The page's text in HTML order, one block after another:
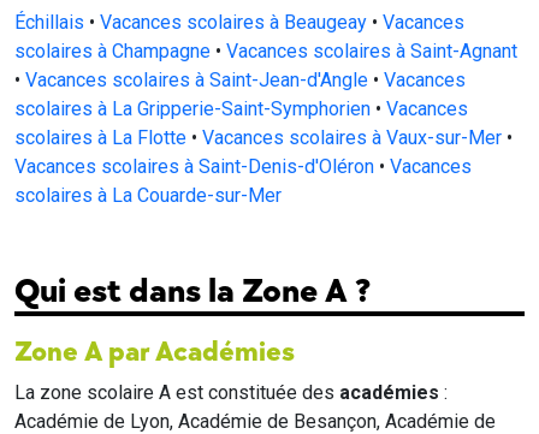
Échillais • Vacances scolaires à Beaugeay • Vacances
scolaires à Champagne • Vacances scolaires à Saint-Agnant
• Vacances scolaires à Saint-Jean-d'Angle • Vacances
scolaires à La Gripperie-Saint-Symphorien • Vacances
scolaires à La Flotte • Vacances scolaires à Vaux-sur-Mer •
Vacances scolaires à Saint-Denis-d'Oléron • Vacances
scolaires à La Couarde-sur-Mer
Qui est dans la Zone A ?
Zone A par Académies
La zone scolaire A est constituée des académies :
Académie de Lyon, Académie de Besançon, Académie de